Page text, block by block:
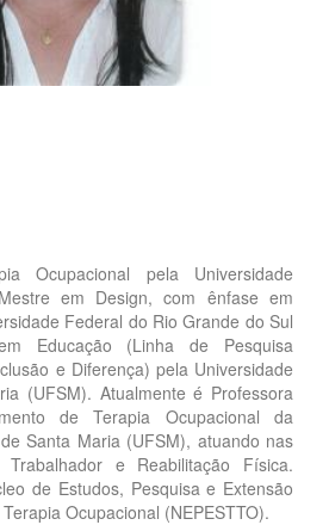
Ocupacional pela Universidade
em Design, com ênfase em
Federal do Rio Grande do Sul
Educação (Linha de Pesquisa
e Diferença) pela Universidade
(UFSM). Atualmente é Professora
de Terapia Ocupacional da
Santa Maria (UFSM), atuando nas
e Reabilitação Física.
de Estudos, Pesquisa e Extensão
Ocupacional (NEPESTTO).